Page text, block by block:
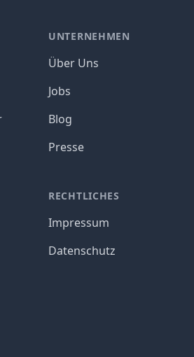
UNTERNEHMEN
Über Uns
Jobs
Blog
Presse
RECHTLICHES
Impressum
Datenschutz